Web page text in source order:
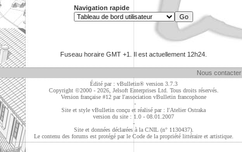
Navigation rapide
Fuseau horaire GMT +1. Il est actuellement 12h24
Nous contacter
Édité par : vBulletin® version 3.7.3
Copyright ©2000 - 2026, Jelsoft Enterprises Ltd. Tous droits réservés.
Version française #12 parl'association vBulletin francophone
-
Site et style vBulletin conçu et réalisé par : l'Atelier Ostraka
version du site : 1.0 - 08.01.2007
-
Site et données déclarées à la CNIL (n° 1130437).
Le contenu des forums est protégé par le Code de la propriété littéraire et artistique.